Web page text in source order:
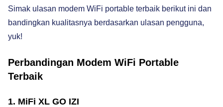
Simak ulasan modem WiFi portable terbaik berikut ini dan
bandingkan kualitasnya berdasarkan ulasan pengguna,
yuk!
Perbandingan Modem WiFi Portable
Terbaik
1. MiFi XL GO IZI